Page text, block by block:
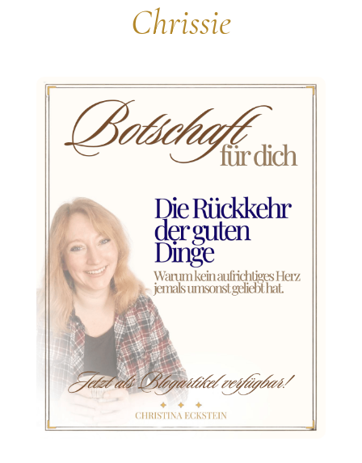
Chrissie